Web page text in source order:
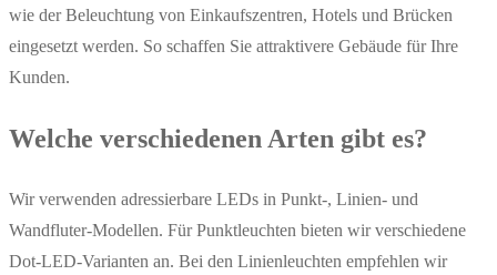
wie der Beleuchtung von Einkaufszentren, Hotels und Brücken
eingesetzt werden. So schaffen Sie attraktivere Gebäude für Ihre
Kunden.
Welche verschiedenen Arten gibt es?
Wir verwenden adressierbare LEDs in Punkt-, Linien- und
Wandfluter-Modellen. Für Punktleuchten bieten wir verschiedene
Dot-LED-Varianten an. Bei den Linienleuchten empfehlen wir